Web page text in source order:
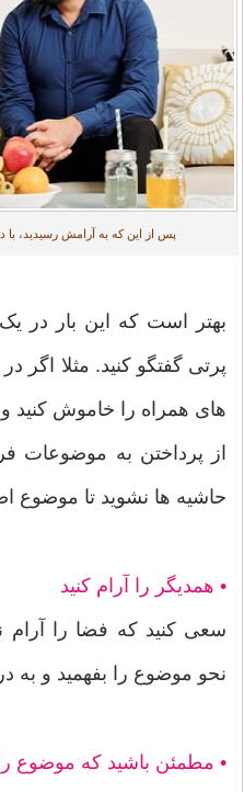
پس از این که به آرامش رسیدید،
بهتر است که این بار در
پرتی گفتگو کنید. مثلا اگر
های همراه را خاموش کنید و
از پرداختن به موضوعات
حاشیه ها نشوید تا موضوع
• همدیگر را آرام کنید
سعی کنید که فضا را آرام
نحو موضوع را بفهمید و به
• مطمئن باشید که موضوع را